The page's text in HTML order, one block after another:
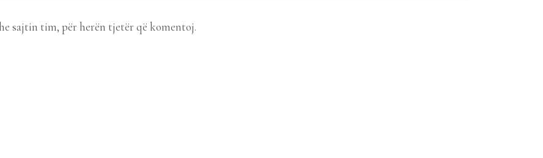
sajtin tim, për herën tjetër që komentoj.